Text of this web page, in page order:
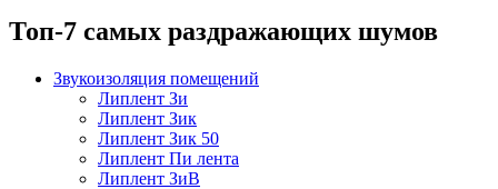
Топ-7 самых раздражающих шумов
Звукоизоляция помещений
Липлент Зи
Липлент Зик
Липлент Зик 50
Липлент Пи лента
Липлент ЗиВ